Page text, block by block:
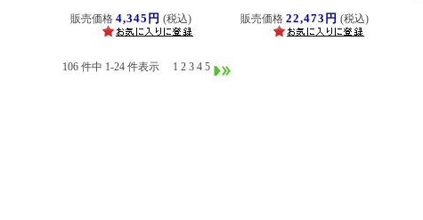
販売価格 4,345円 (税込) 販売価格 22,473円 (税込)
106 件中 1-24 件表示 1 2 3 4 5